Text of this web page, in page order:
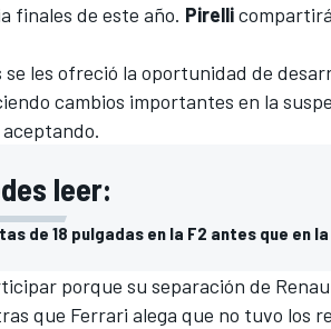
finales de este año. Pirelli
se les ofreció la oportunidad de
cambios importantes en la
leer:
de 18 pulgadas en la F2 antes que en la
porque su separación de
que Ferrari alega que no tuvo los